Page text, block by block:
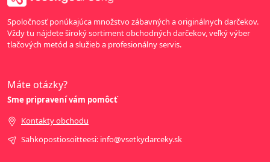
Spoločnosť ponúkajúca množstvo zábavných a originálnych darčekov.
Vždy tu nájdete široký sortiment obchodných darčekov, veľký výber
tlačových metód a služieb a profesionálny servis.
Máte otázky?
Sme pripravení vám pomôcť
Kontakty obchodu
Sähköpostiosoitteesi: info@vsetkydarceky.sk